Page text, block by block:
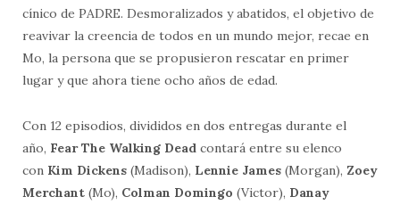
cínico de PADRE. Desmoralizados y abatidos, el objetivo de
reavivar la creencia de todos en un mundo mejor, recae en
Mo, la persona que se propusieron rescatar en primer
lugar y que ahora tiene ocho años de edad.
Con 12 episodios, divididos en dos entregas durante el
año, Fear The Walking Dead contará entre su elenco
con Kim Dickens (Madison), Lennie James (Morgan), Zoey
Merchant (Mo), Colman Domingo (Victor), Danay